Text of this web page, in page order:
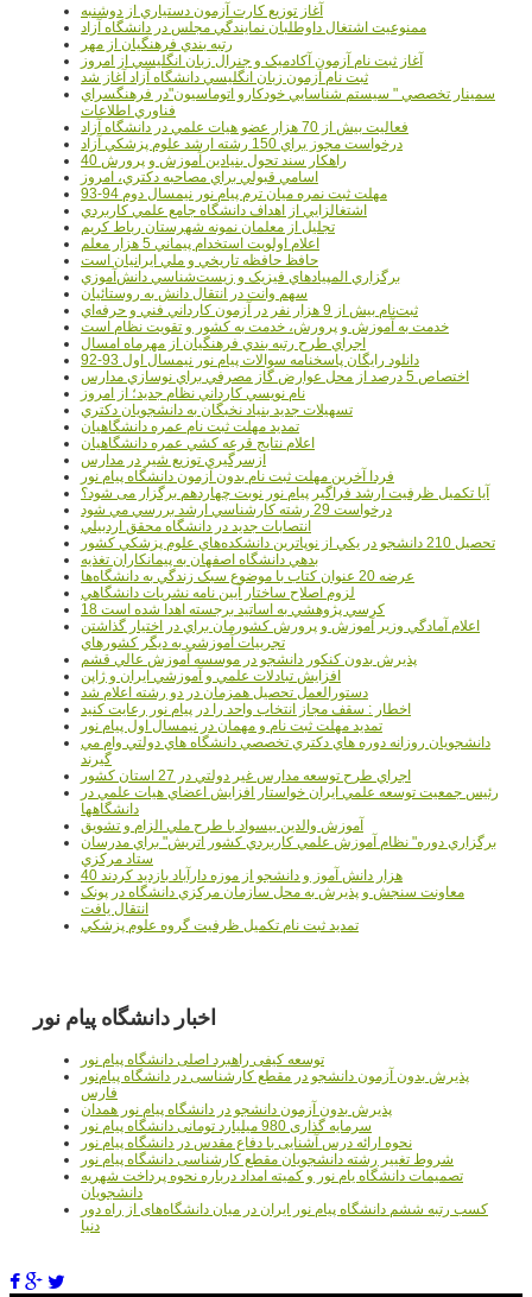
آغاز توزيع کارت آزمون دستياري از دوشنبه
ممنوعيت اشتغال داوطلبان نمايندگي مجلس در دانشگاه آزاد
رتبه بندي فرهنگيان از مهر
آغاز ثبت نام آزمون آکادميک و جنرال زبان انگليسي از امروز
ثبت نام آزمون زبان انگليسي دانشگاه آزاد آغاز شد
سمينار تخصصي " سيستم شناسايي خودکارو اتوماسيون"در فرهنگسراي
فناوري اطلاعات
فعاليت بيش از 70 هزار عضو هيات علمي در دانشگاه آزاد
درخواست مجوز براي 150 رشته ارشد علوم پزشکي آزاد
40 راهکار سند تحول بنيادين آموزش و پرورش
اسامي قبولي براي مصاحبه دکتري، امروز
مهلت ثبت نمره میان ترم پیام نور نیمسال دوم 94-93
اشتغالزايي از اهداف دانشگاه جامع علمي کاربردي
تجليل از معلمان نمونه شهرستان رباط کريم
اعلام اولويت استخدام پيماني 5 هزار معلم
حافظ حافظه تاريخي و ملي ايرانيان است
برگزاري المپيادهاي فيزيک و زيست‌شناسي دانش‌آموزي
سهم وانت در انتقال دانش به روستائيان
ثبت‌نام بيش از 9 هزار نفر در آزمون کارداني فني و حرفه‌اي
خدمت به آموزش و پرورش، خدمت به کشور و تقويت نظام است
اجراي طرح رتبه بندي فرهنگيان از مهرماه امسال
دانلود رایگان پاسخنامه سوالات پیام نور نیمسال اول 93-92
اختصاص 5 درصد از محل عوارض گاز مصرفي براي نوسازي مدارس
نام نويسي کارداني نظام جديد؛ از امروز
تسهيلات جديد بنياد نخبگان به دانشجويان دکتري
تمديد مهلت ثبت نام عمره دانشگاهيان
اعلام نتايج قرعه کشي عمره دانشگاهيان
ازسرگيري توزيع شير در مدارس
فردا آخرین مهلت ثبت نام بدون آزمون دانشگاه پیام نور
آیا تکمیل ظرفیت ارشد فراگیر پیام نور نوبت چهاردهم برگزار می شود؟
درخواست 29 رشته کارشناسي ارشد بررسي مي شود
انتصابات جديد در دانشگاه محقق اردبيلي
تحصيل 210 دانشجو در يکي از نوپاترين دانشکده‌هاي علوم پزشکي کشور
بدهي دانشگاه اصفهان به پيمانکاران تغذيه
عرضه 20 عنوان کتاب با موضوع سبک زندگي به دانشگاه‌ها
لزوم اصلاح ساختار آيين نامه نشريات دانشگاهي
18 کرسي پژوهشي به اساتيد برجسته اهدا شده است
اعلام آمادگي وزير آموزش و پرورش کشورمان براي در اختيار گذاشتن
تجربيات آموزشي به ديگر کشورهاي
پذيرش بدون کنکور دانشجو در موسسه آموزش عالي قشم
افزايش تبادلات علمي و آموزشي ايران و ژاپن
دستورالعمل تحصیل همزمان در دو رشته اعلام شد
اخطار : سقف مجاز انتخاب واحد را در پیام نور رعایت کنید
تمدید مهلت ثبت نام و مهمان در نیمسال اول پیام نور
دانشجويان روزانه دوره هاي دكتري تخصصي دانشگاه هاي دولتي وام مي
گيرند
اجراي طرح توسعه مدارس غير دولتي در 27 استان کشور
رئيس جمعيت توسعه علمي ايران خواستار افزايش اعضاي هيات علمي در
دانشگاهها
آموزش والدين بيسواد با طرح ملي الزام و تشويق
برگزاري دوره" نظام آموزش علمي كاربردي كشور اتريش" براي مدرسان
ستاد مرکزي
40 هزار دانش آموز و دانشجو از موزه دارآباد بازديد کردند
معاونت سنجش و پذيرش به محل سازمان مرکزي دانشگاه در پونک
انتقال يافت
تمديد ثبت نام تکميل ظرفيت گروه علوم پزشکي
اخبار دانشگاه پیام نور
توسعه کیفی راهبرد اصلی دانشگاه پیام نور
پذیرش بدون آزمون دانشجو در مقطع کارشناسی در دانشگاه پیام‌نور
فارس
پذیرش بدون آزمون دانشجو در دانشگاه پیام نور همدان
سرمایه گذاری 980 میلیارد تومانی دانشگاه پیام نور
نحوه ارائه درس آشنایی با دفاع مقدس در دانشگاه پیام نور
شروط تغییر رشته دانشجویان مقطع کارشناسی دانشگاه پیام نور
تصمیمات دانشگاه یام نور و کمیته امداد درباره نحوه پرداخت شهریه
دانشجویان
کسب رتبه ششم دانشگاه پیام نور ایران در میان دانشگاه‌های از راه دور
دنیا